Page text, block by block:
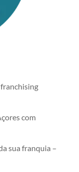
com
sua franquia –